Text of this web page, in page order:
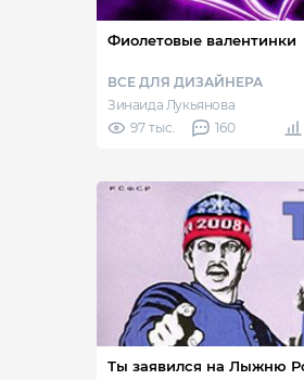
Фиолетовые валентинки
ВСЕ ДЛЯ ДИЗАЙНЕРА
Зинаида Лукьянова
97 тыс.
160
Ты заявился на Лыжню